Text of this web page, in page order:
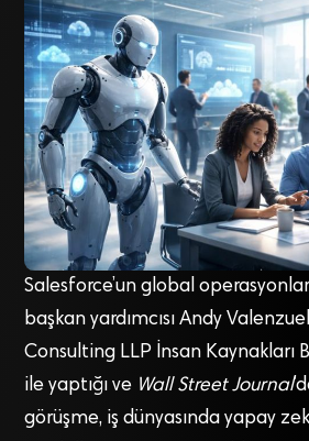
Salesforce’un global
başkan yardımcısı Andy
Consulting LLP İnsan Kaynakları
ile yaptığı ve Wall Street Journal
görüşme, iş dünyasında yapay